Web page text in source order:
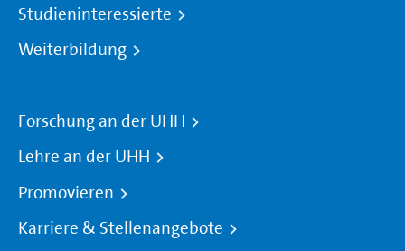
Studieninteressierte
Weiterbildung
Forschung an der UHH
Lehre an der UHH
Promovieren
Karriere & Stellenangebote